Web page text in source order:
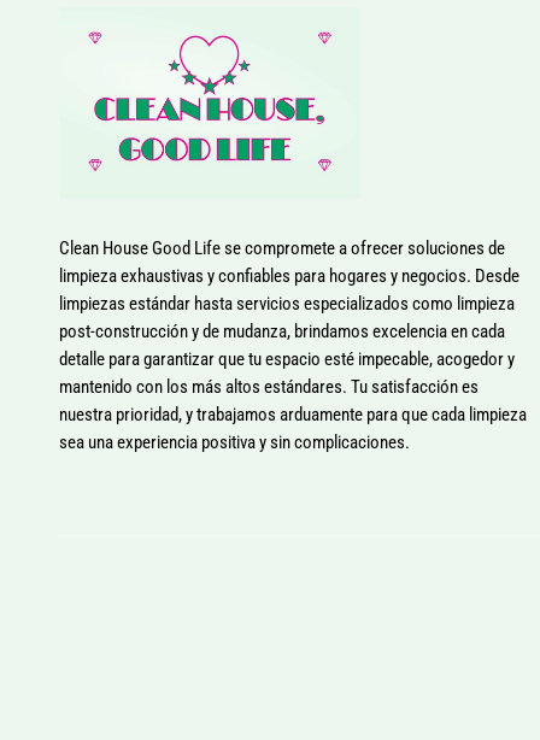
Clean House Good Life se compromete a ofrecer soluciones de
limpieza exhaustivas y confiables para hogares y negocios. Desde
limpiezas estándar hasta servicios especializados como limpieza
post-construcción y de mudanza, brindamos excelencia en cada
detalle para garantizar que tu espacio esté impecable, acogedor y
mantenido con los más altos estándares. Tu satisfacción es
nuestra prioridad, y trabajamos arduamente para que cada limpieza
sea una experiencia positiva y sin complicaciones.